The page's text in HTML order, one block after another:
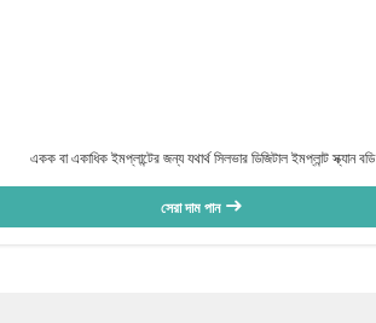
একক বা একাধিক ইমপ্লান্টের জন্য যথার্থ সিলভার ডিজিটাল ইমপ্লান্ট স্ক্যান বডি
সেরা দাম পান